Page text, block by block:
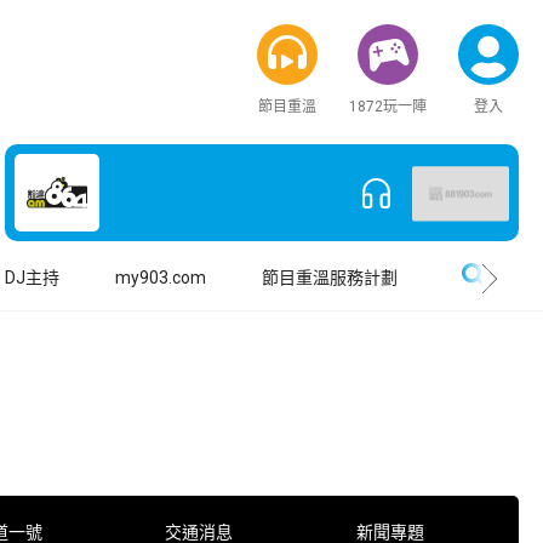
節目重溫 1872玩一陣 登入
DJ主持 my903.com 節目重溫服務計劃
一號 交通消息 新聞專題